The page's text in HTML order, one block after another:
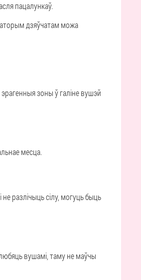
пацалункаў.
дзяўчатам можа
зоны ў галіне вушэй
месца.
разлічыць сілу, могуць быць
вушамі, таму не маўчы